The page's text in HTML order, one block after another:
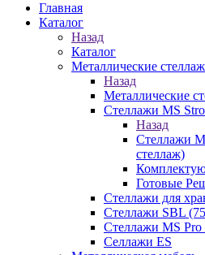
Главная
Каталог
Назад
Каталог
Металлические
Назад
Металлические
Стеллажи MS
Назад
Стеллажи
стеллаж)
Готовые
Стеллажи для
Стеллажи SBL
Стеллажи MS Pro
Селлажи ES